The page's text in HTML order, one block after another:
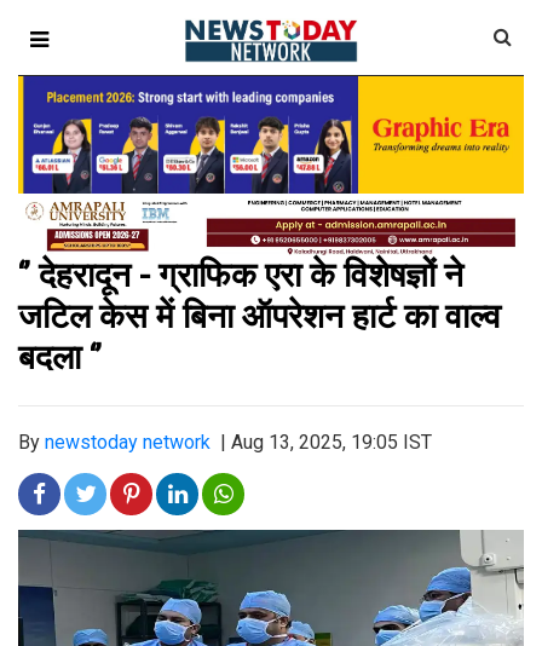
‘’ देहरादून - ग्राफिक एरा के विशेषज्ञों ने
जटिल केस में बिना ऑपरेशन हार्ट का वाल्व
बदला ‘’
By newstoday network Aug 13, 2025, 19:05 IST